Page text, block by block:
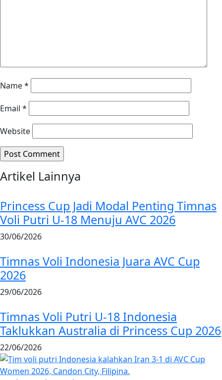
Name*
Email *
Website
Artikel Lainnya
Princess Cup Jadi Modal Penting Timnas
Voli Putri U-18 Menuju AVC 2026
30/06/2026
Timnas Voli Indonesia Juara AVC Cup
2026
29/06/2026
Timnas Voli Putri U-18 Indonesia
Taklukkan Australia di Princess Cup 2026
22/06/2026